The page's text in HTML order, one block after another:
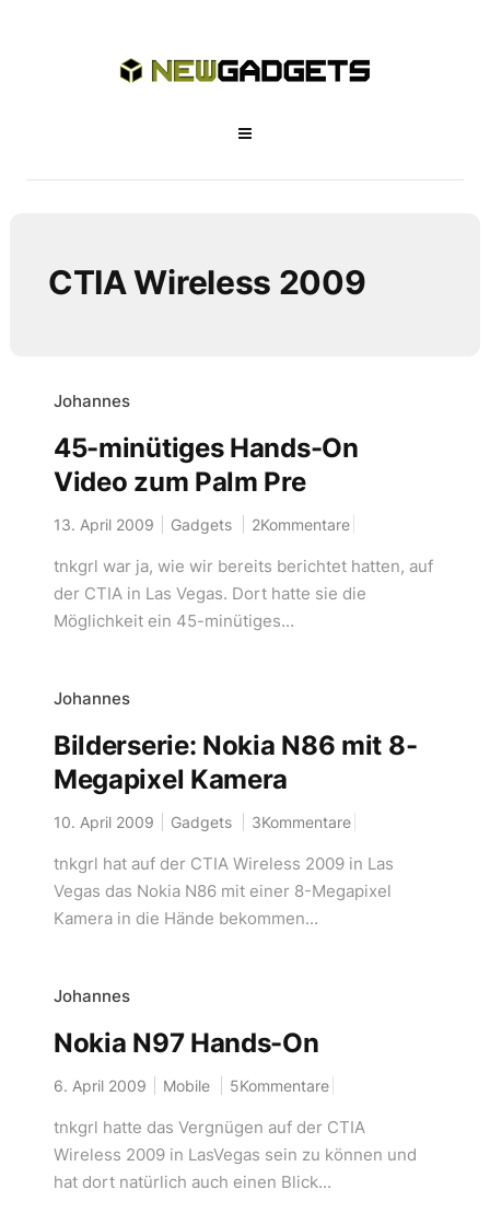
CTIA Wireless 2009
Johannes
45-minütiges Hands-On
Video zum Palm Pre
13. April 2009 Gadgets 2Kommentare
tnkgrl war ja, wie wir bereits berichtet hatten, auf
der CTIA in Las Vegas. Dort hatte sie die
Möglichkeit ein 45-minütiges...
Johannes
Bilderserie: Nokia N86 mit 8-
Megapixel Kamera
10. April 2009 Gadgets 3Kommentare
tnkgrl hat auf der CTIA Wireless 2009 in Las
Vegas das Nokia N86 mit einer 8-Megapixel
Kamera in die Hände bekommen...
Johannes
Nokia N97 Hands-On
6. April 2009 Mobile 5Kommentare
tnkgrl hatte das Vergnügen auf der CTIA
Wireless 2009 in LasVegas sein zu können und
hat dort natürlich auch einen Blick...